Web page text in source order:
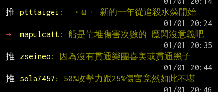
推
ptttaigei :  ・ω・ 新的一年從追殺水藻開始
→
mapulcatt : 船是靠堆傷害次數的 魔閃沒意義吧
推
zseineo : 因為沒有貫通樂團喜美或貫通黑子
推
sola7457 : 50%攻擊力跟25%傷害竟然如此不堪